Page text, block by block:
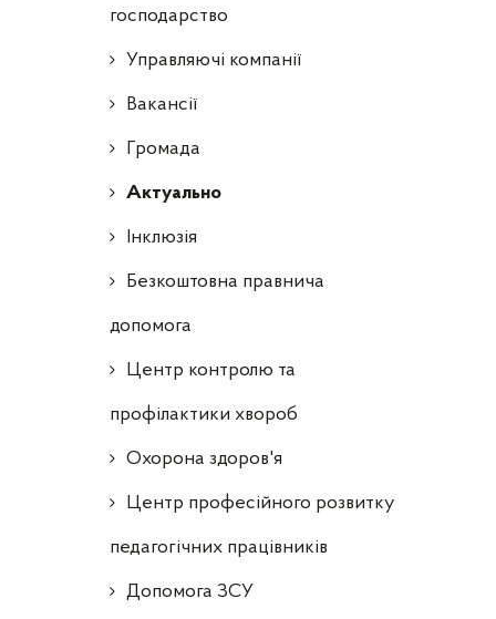
господарство
Управляючі компанії
Ваканcії
Громада
Актуально
Інклюзія
Безкоштовна правнича
допомога
Центр контролю та
профілактики хвороб
Охорона здоров'я
Центр професійного розвитку
педагогічних працівників
Допомога ЗСУ